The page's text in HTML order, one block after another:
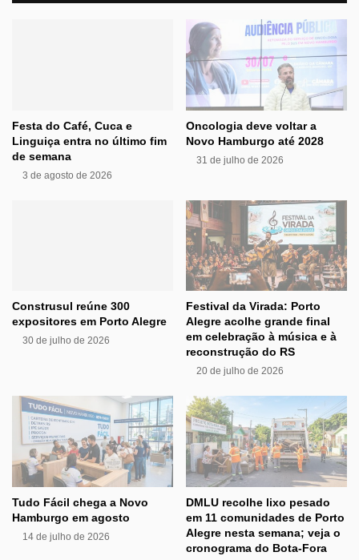
Festa do Café, Cuca e
Linguiça entra no último fim
de semana
3 de agosto de 2026
Oncologia deve voltar a
Novo Hamburgo até 2028
31 de julho de 2026
Construsul reúne 300
expositores em Porto Alegre
30 de julho de 2026
Festival da Virada: Porto
Alegre acolhe grande final
em celebração à música e à
reconstrução do RS
20 de julho de 2026
Tudo Fácil chega a Novo
Hamburgo em agosto
14 de julho de 2026
DMLU recolhe lixo pesado
em 11 comunidades de Porto
Alegre nesta semana; veja o
cronograma do Bota-Fora